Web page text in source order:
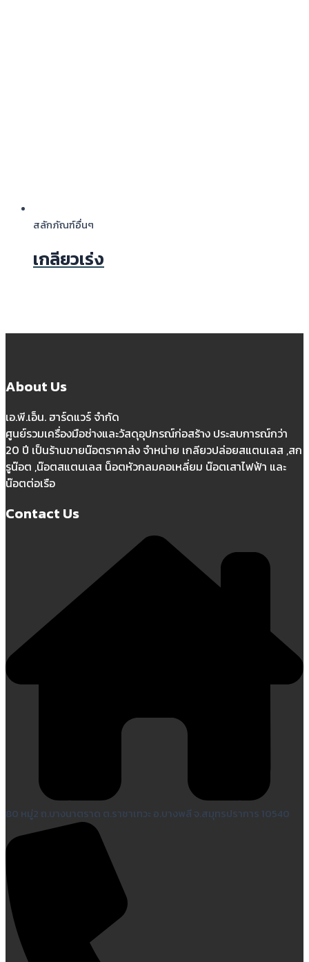
สลักภัณฑ์อื่นๆ
เกลียวเร่ง
About Us
เอ.พี.เอ็น. ฮาร์ดแวร์ จำกัด
ศูนย์รวมเครื่องมือช่างและวัสดุอุปกรณ์ก่อสร้าง ประสบการณ์กว่า
20 ปี เป็นร้านขายน๊อตราคาส่ง จำหน่าย เกลียวปล่อยสแตนเลส ,สก
รูน๊อต ,น๊อตสแตนเลส น็อตหัวกลมคอเหลี่ยม น๊อตเสาไฟฟ้า และ
น๊อตต่อเรือ
Contact Us
80 หมู่2 ถ.บางนาตราด ต.ราชาเทวะ อ.บางพลี จ.สมุทรปราการ 10540